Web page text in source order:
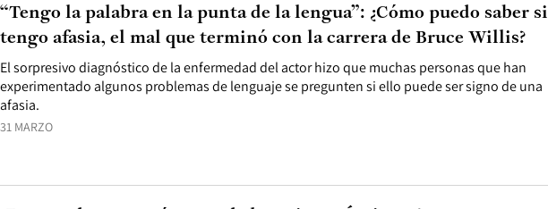
31 MARZO
El sorpresivo diagnóstico de la enfermedad del actor hizo que muchas personas que han
experimentado algunos problemas de lenguaje se pregunten si ello puede ser signo de una
afasia.
“Tengo la palabra en la punta de la lengua”: ¿Cómo puedo saber si
tengo afasia, el mal que terminó con la carrera de Bruce Willis?